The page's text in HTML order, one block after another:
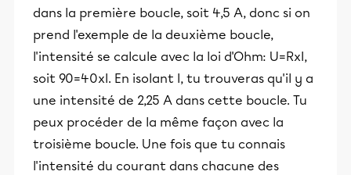
dans la première boucle, soit 4,5 A, donc si on
prend l'exemple de la deuxième boucle,
l'intensité se calcule avec la loi d'Ohm: U=RxI,
soit 90=40xI. En isolant I, tu trouveras qu'il y a
une intensité de 2,25 A dans cette boucle. Tu
peux procéder de la même façon avec la
troisième boucle. Une fois que tu connais
l'intensité du courant dans chacune des